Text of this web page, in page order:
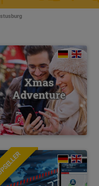
Xmas
Adventure